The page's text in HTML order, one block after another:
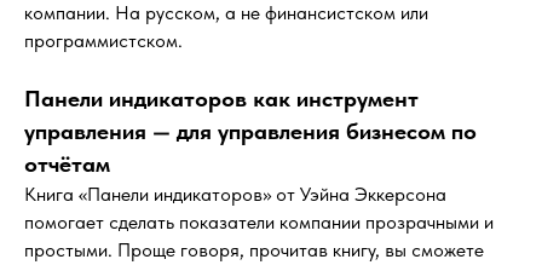
компании. На русском, а не финансистском или
программистском.
Панели индикаторов как инструмент
управления — для управления бизнесом по
отчётам
Книга «Панели индикаторов» от Уэйна Эккерсона
помогает сделать показатели компании прозрачными и
простыми. Проще говоря, прочитав книгу, вы сможете